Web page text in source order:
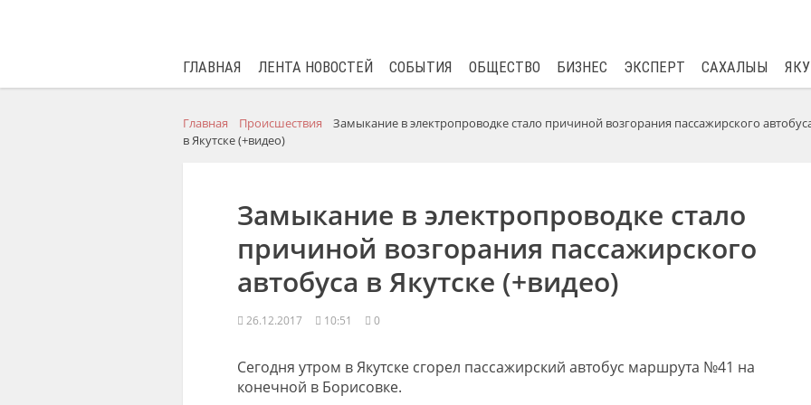
ГЛАВНАЯ ЛЕНТА НОВОСТЕЙ СОБЫТИЯ ОБЩЕСТВО БИЗНЕС ЭКСПЕРТ САХАЛЫЫ
Главная Происшествия
Замыкание в электропроводке стало причиной возгорания пассажирского
в Якутске (+видео)
Замыкание в электропроводке стало
причиной возгорания пассажирского
автобуса в Якутске (+видео)
26.12.2017 10:51 0
Сегодня утром в Якутске сгорел пассажирский автобус маршрута №41 на
конечной в Борисовке.